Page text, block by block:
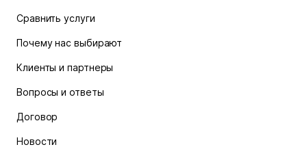
Сравнить услуги
Почему нас выбирают
Клиенты и партнеры
Вопросы и ответы
Договор
Новости